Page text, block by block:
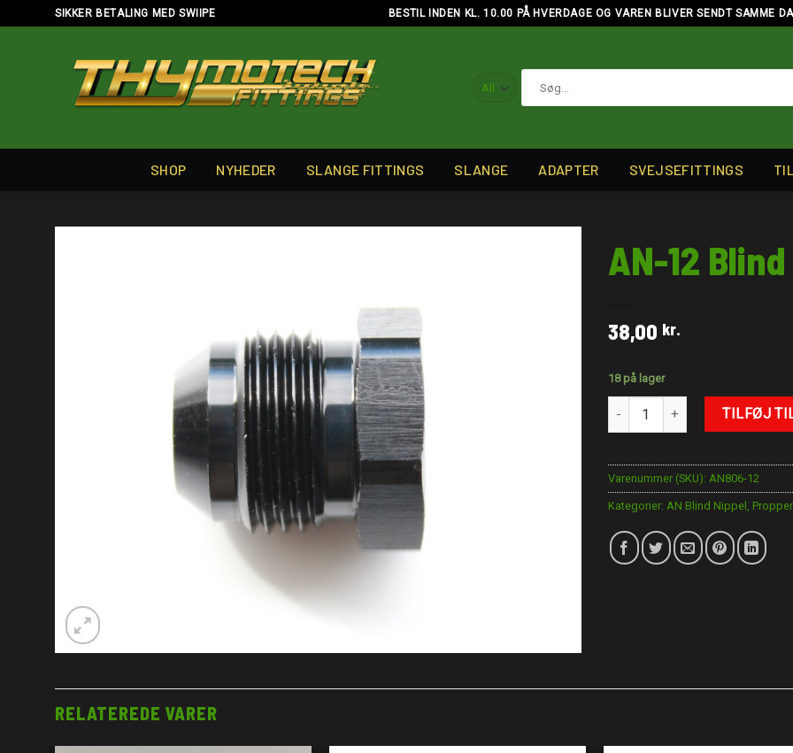
to
SIKKER BETALING MED SWIIPE BESTIL INDEN KL. 10.00 PÅ HVERDAGE OG VAREN BLIVER SENDT SAMME
efter:
SHOP NYHEDER SLANGE FITTINGS SLANGE ADAPTER SVEJSEFITTINGS
AN-12
38,00 kr.
18 på lager
AN-12 Blind Nippel antalTILFØJ
Varenummer (SKU): AN806-12
Kategorier: AN Blind Nippel , Propper
RELATEREDE VARER